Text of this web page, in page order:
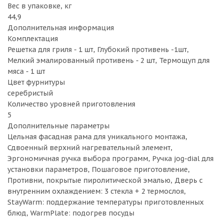
Вес в упаковке, кг
44,9
Дополнительная информация
Комплектация
Решетка для гриля - 1 шт, Глубокий противень -1шт,
Мелкий эмалированный противень - 2 шт, Термощуп для
мяса - 1 шт
Цвет фурнитуры
серебристый
Количество уровней приготовления
5
Дополнительные параметры
Цельная фасадная рама для уникального монтажа,
Сдвоенный верхний нагревательный элемент,
Эргономичная ручка выбора программ, Ручка jog-dial для
установки параметров, Пошаговое приготовление,
Противни, покрытые пиролитической эмалью, Дверь с
внутренним охлаждением: 3 стекла + 2 термослоя,
StayWarm: поддержание температуры приготовленных
блюд, WarmPlate: подогрев посуды